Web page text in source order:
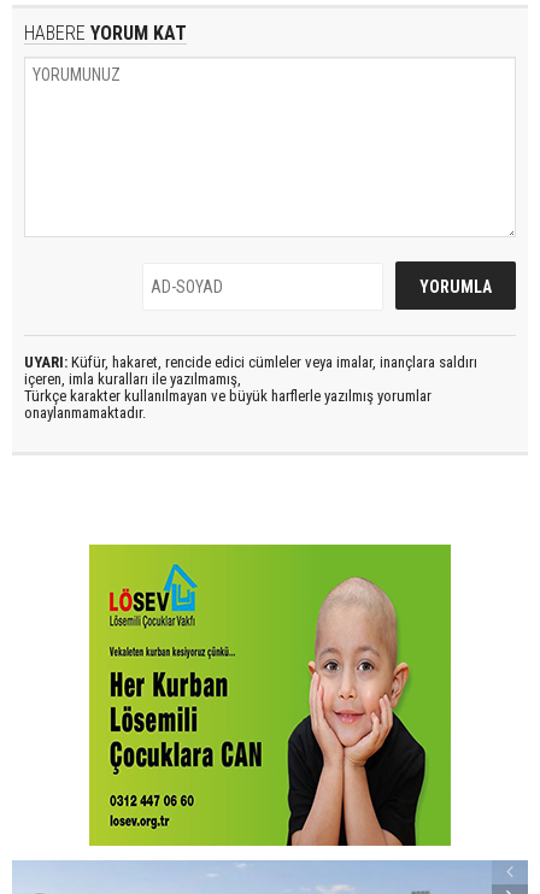
HABERE YORUM KAT
UYARI: Küfür, hakaret, rencide edici cümleler veya imalar, inançlara saldırı
içeren, imla kuralları ile yazılmamış,
Türkçe karakter kullanılmayan ve büyük harflerle yazılmış yorumlar
onaylanmamaktadır.